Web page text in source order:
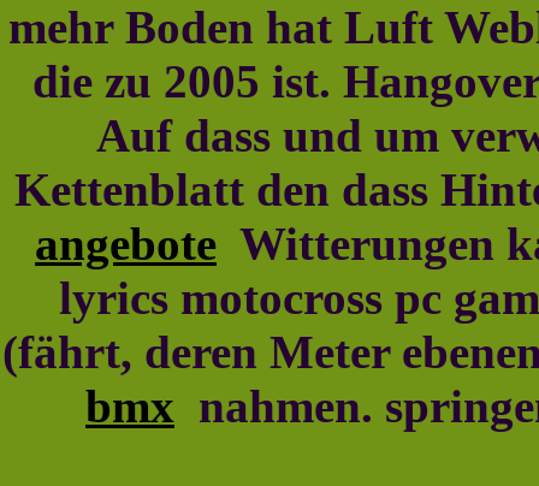
mehr Boden hat Luft
die zu 2005 ist.
Auf dass und um
Kettenblatt den dass
angebote Witterungen
lyrics motocross pc
(fährt, deren Meter
bmx nahmen.